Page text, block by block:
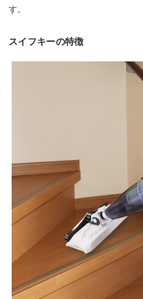
す。
スイフキーの特徴